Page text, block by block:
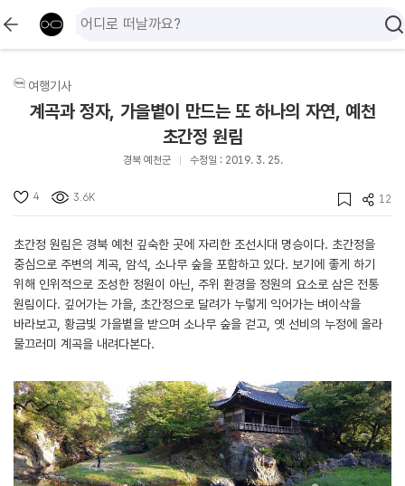
여행기사
계곡과 정자, 가을볕이 만드는 또 하나의 자연, 예천
초간정 원림
경북 예천군 수정일 : 2019. 3. 25.
4 3.6K 12
초간정 원림은 경북 예천 깊숙한 곳에 자리한 조선시대 명승이다. 초간정을
중심으로 주변의 계곡, 암석, 소나무 숲을 포함하고 있다. 보기에 좋게 하기
위해 인위적으로 조성한 정원이 아닌, 주위 환경을 정원의 요소로 삼은 전통
원림이다. 깊어가는 가을, 초간정으로 달려가 누렇게 익어가는 벼이삭을
바라보고, 황금빛 가을볕을 받으며 소나무 숲을 걷고, 옛 선비의 누정에 올라
물끄러미 계곡을 내려다본다.